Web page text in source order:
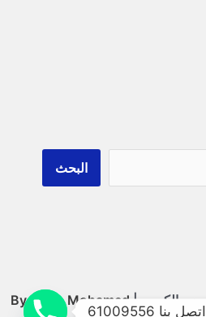
البحث
By Abdo Mohamed
اتصل بنا 61009556